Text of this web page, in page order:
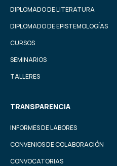
DIPLOMADO DE LITERATURA
DIPLOMADO DE EPISTEMOLOGÍAS
CURSOS
SEMINARIOS
TALLERES
TRANSPARENCIA
INFORMES DE LABORES
CONVENIOS DE COLABORACIÓN
CONVOCATORIAS